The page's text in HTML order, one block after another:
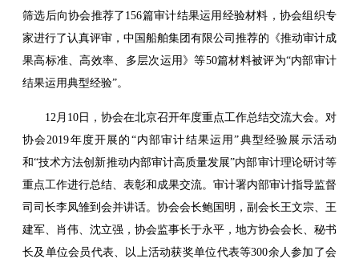
筛选后向协会推荐了156篇审计结果运用经验材料，协会组织专
家进行了认真评审，中国船舶集团有限公司推荐的《推动审计成
果高标准、高效率、多层次运用》等50篇材料被评为“内部审计
结果运用典型经验”。
12月10日，协会在北京召开年度重点工作总结交流大会。对
协会2019年度开展的“内部审计结果运用”典型经验展示活动
和“技术方法创新推动内部审计高质量发展”内部审计理论研讨等
重点工作进行总结、表彰和成果交流。审计署内部审计指导监督
司司长李凤雏到会并讲话。协会会长鲍国明，副会长王文宗、王
建军、肖伟、沈立强，协会监事长于永平，地方协会会长、秘书
长及单位会员代表、以上活动获奖单位代表等300余人参加了会